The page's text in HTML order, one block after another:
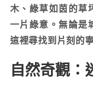
木、綠草如茵的草
一片綠意。無論是
這裡尋找到片刻的
自然奇觀：